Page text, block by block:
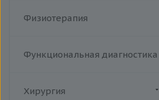
Физиотерапия
Функциональная диагностика
Хирургия